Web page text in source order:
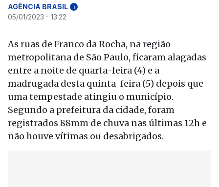
AGÊNCIA BRASIL i
05/01/2023 - 13:22
As ruas de Franco da Rocha, na região
metropolitana de São Paulo, ficaram alagadas
entre a noite de quarta-feira (4) e a
madrugada desta quinta-feira (5) depois que
uma tempestade atingiu o município.
Segundo a prefeitura da cidade, foram
registrados 88mm de chuva nas últimas 12h e
não houve vítimas ou desabrigados.